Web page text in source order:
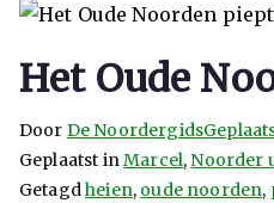
Het Oude
Door De Noordergids
Geplaatst inMarcel, Noorder
Getagdheien, oude noorden,